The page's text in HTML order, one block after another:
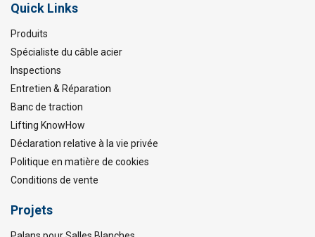
Quick Links
Produits
Spécialiste du câble acier
Inspections
Entretien & Réparation
Banc de traction
Lifting KnowHow
Déclaration relative à la vie privée
Politique en matière de cookies
Conditions de vente
Projets